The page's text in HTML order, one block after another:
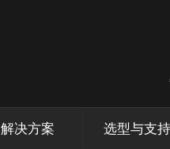
解决方案 选型与支持